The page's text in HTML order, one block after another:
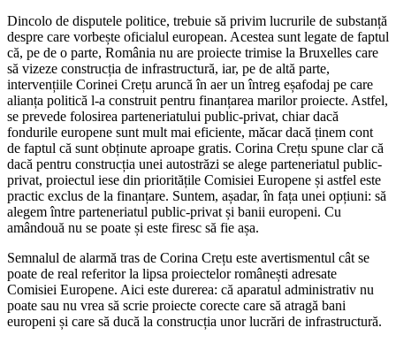
Dincolo de disputele politice, trebuie să privim lucrurile de substanță
despre care vorbește oficialul european. Acestea sunt legate de faptul
că, pe de o parte, România nu are proiecte trimise la Bruxelles care
să vizeze construcția de infrastructură, iar, pe de altă parte,
intervențiile Corinei Crețu aruncă în aer un întreg eșafodaj pe care
alianța politică l-a construit pentru finanțarea marilor proiecte. Astfel,
se prevede folosirea parteneriatului public-privat, chiar dacă
fondurile europene sunt mult mai eficiente, măcar dacă ținem cont
de faptul că sunt obținute aproape gratis. Corina Crețu spune clar că
dacă pentru construcția unei autostrăzi se alege parteneriatul public-
privat, proiectul iese din prioritățile Comisiei Europene și astfel este
practic exclus de la finanțare. Suntem, așadar, în fața unei opțiuni: să
alegem între parteneriatul public-privat și banii europeni. Cu
amândouă nu se poate și este firesc să fie așa.
Semnalul de alarmă tras de Corina Crețu este avertismentul cât se
poate de real referitor la lipsa proiectelor românești adresate
Comisiei Europene. Aici este durerea: că aparatul administrativ nu
poate sau nu vrea să scrie proiecte corecte care să atragă bani
europeni și care să ducă la construcția unor lucrări de infrastructură.